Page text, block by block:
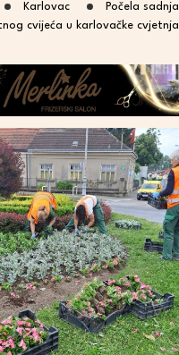
Karlovac
Počela
cvijeća u karlovačke